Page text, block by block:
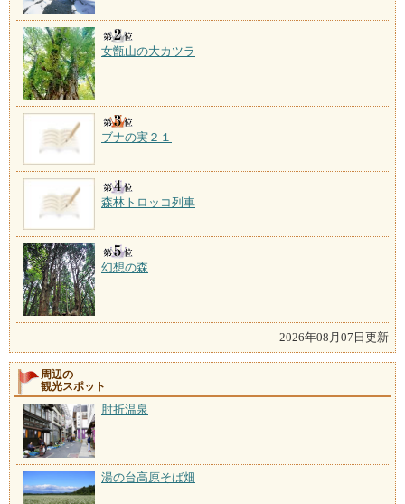
女甑山の大カツラ
ブナの実２１
森林トロッコ列車
幻想の森
2026年08月07日更新
周辺の
観光スポット
肘折温泉
湯の台高原そば畑